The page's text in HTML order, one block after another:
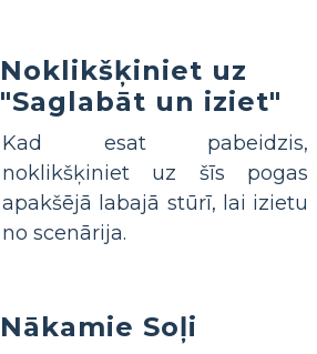
Noklikšķiniet uz
"Saglabāt un iziet"
Kad esat pabeidzis,
noklikšķiniet uz šīs pogas
apakšējā labajā stūrī, lai izietu
no scenārija.
Nākamie Soļi